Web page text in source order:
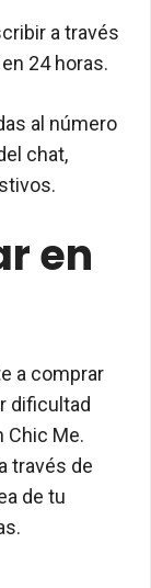
a través
24 horas.
al número
chat,
en
a comprar
dificultad
Chic Me.
través de
de tu